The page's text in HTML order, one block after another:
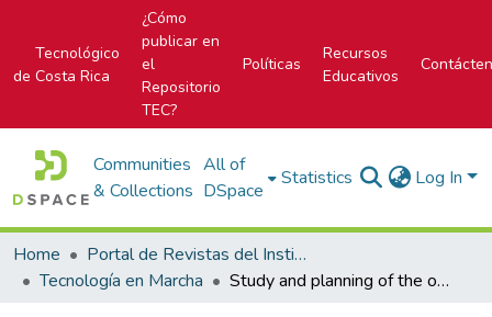
Tecnológico
de Costa Rica
¿Cómo
publicar en
el
Repositorio
TEC?
Políticas
Recursos
Educativos
Communities
& Collections
All of
DSpace
Statistics Log In
Home
Portal de Revistas del Instituto Tecnológico de Costa Rica
Tecnología en Marcha
Study and planning of the optimal environmental conditions in the constructive practice of a typical office space, to be located in the tropics of Costa Rica, promoting the use of daylight